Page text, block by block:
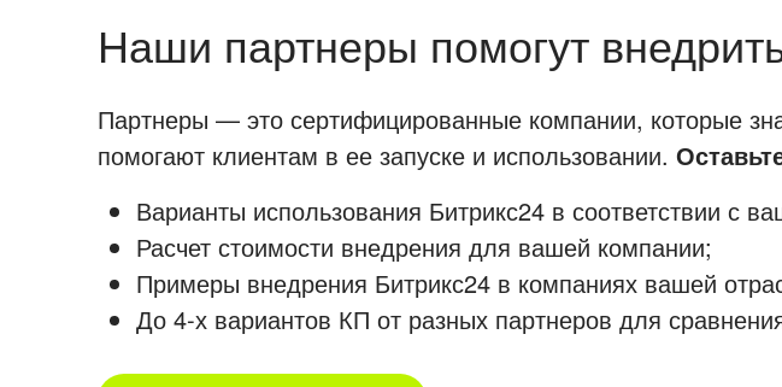
Наши партнеры помогут
Партнеры — это сертифицированные компании, которые
помогают клиентам в ее запуске и использовании.
Варианты использования Битрикс24 в соответствии с
Расчет стоимости внедрения для вашей компании;
Примеры внедрения Битрикс24 в компаниях вашей
До 4-х вариантов КП от разных партнеров для